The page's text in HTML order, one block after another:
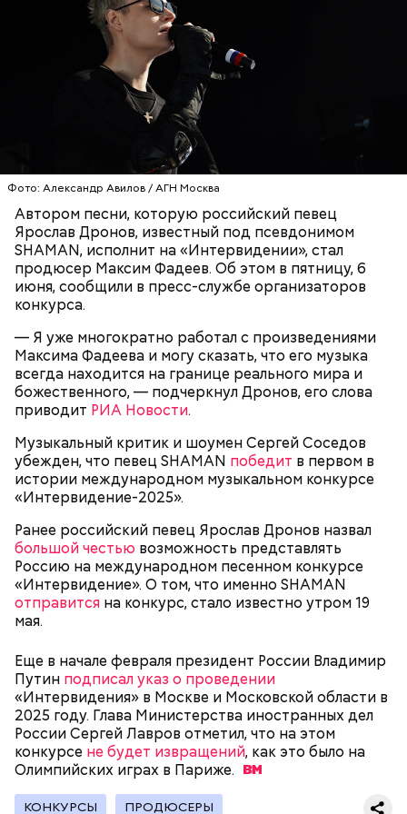
Фото: Александр Авилов / АГН Москва
Автором песни, которую российский певец
Ярослав Дронов, известный под псевдонимом
SHAMAN, исполнит на «Интервидении», стал
продюсер Максим Фадеев. Об этом в пятницу, 6
июня, сообщили в пресс-службе организаторов
конкурса.
— Я уже многократно работал с произведениями
Максима Фадеева и могу сказать, что его музыка
всегда находится на границе реального мира и
божественного, — подчеркнул Дронов, его слова
приводит РИА Новости.
Музыкальный критик и шоумен Сергей Соседов
убежден, что певец SHAMAN победит в первом в
истории международном музыкальном конкурсе
«Интервидение-2025».
Ранее российский певец Ярослав Дронов назвал
большой честью возможность представлять
Россию на международном песенном конкурсе
«Интервидение». О том, что именно SHAMAN
отправится на конкурс, стало известно утром 19
мая.
Еще в начале февраля президент России Владимир
Путин подписал указ о проведении
«Интервидения» в Москве и Московской области в
2025 году. Глава Министерства иностранных дел
России Сергей Лавров отметил, что на этом
конкурсе не будет извращений, как это было на
Олимпийских играх в Париже.
КОНКУРСЫ ПРОДЮСЕРЫ
Диетолог Русакова рассказала,
что должно быть в составе
крабовых палочек
— Бывает тушенка, в которой много сала и
добавок, — ее нежелательно есть. Если эта тушенка
— просто мясо или даже домашнего
приготовления, то один-два раза в неделю она
может присутствовать в рационе, — подчеркнула
По словам врача, тушенка полезнее колбасы,
потому что является отварным и герметично
упакованным продуктом. Однако если на упаковке
есть повреждения, то в таком случае даже
качественную тушенку брать не стоит. Она
непригодна для употребления и может стать
причиной развития ботулизма или других опасных
инфекций.
Если после вскрытия переложить тушенку в
другую посуду, она не будет портиться сутки или
двое, добавила Русакова. В противном случае при
вскрытии происходят процессы окисления, и
металлическая упаковка начинает оказывать
негативное влияние на мясо, заключила специалист.
— Затем достать подпекшийся до темного цвета
перец с углей и переложить его в пакет, чтобы
кожица стала мягкой. После необходимо снять эту
кожицу с овоща и нарезать. Далее готовые лук,
— на крупные дольки, — рассказал собеседник
«ВМ».
Для заправки нужно мелко нарезать чеснок и
смешать его с уксусом, оливковым маслом, сахаром
и нарезанной веточкой тархуна.
на сковороде и выложить их на салат, — дополнил